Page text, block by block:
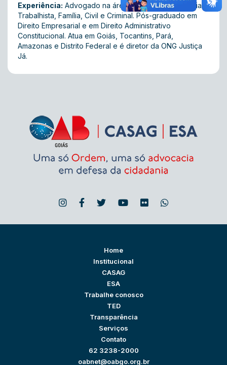
Experiência: Advogado na área do Direito Empresarial,
Trabalhista, Família, Civil e Criminal. Pós-graduado em
Direito Empresarial e em Direito Administrativo
Constitucional. Atua em Goiás, Tocantins, Pará,
Amazonas e Distrito Federal e é diretor da ONG Justiça
Já.
Home
Institucional
CASAG
ESA
Trabalhe conosco
TED
Transparência
Serviços
Contato
62 3238-2000
oabnet@oabgo.org.br